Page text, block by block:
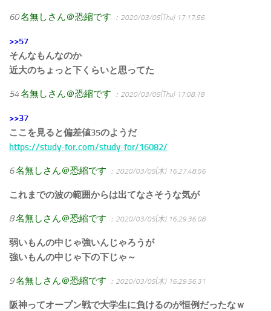
60名無しさん＠恐縮です ：2020/03/05(Thu) 17:17:56
>>57
そんなもんなのか
近大のちょっと下くらいと思ってた
54名無しさん＠恐縮です ：2020/03/05(Thu) 17:08:18
>>37
ここを見ると偏差値35のようだ
https://study-for.com/study-for/16082/
6名無しさん＠恐縮です ：2020/03/05(木) 16:27:48.56
これまでの波の範囲からは出てなさそうな気が
8名無しさん＠恐縮です ：2020/03/05(木) 16:29:36.08
弱いもんの中じゃ強いんじゃろうが
強いもんの中じゃ下の下じゃ～
9名無しさん＠恐縮です ：2020/03/05(木) 16:29:56.31
阪神ってオープン戦で大学生に負けるのが恒例だったなｗ